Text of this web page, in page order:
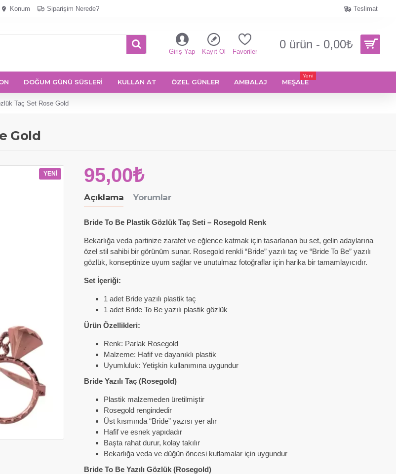
Konum Siparişim Nerede? Teslimat
Giriş Yap Kayıt Ol Favoriler
0 ürün - 0,00₺
DOĞUM GÜNÜ SÜSLERİ KULLAN AT ÖZEL GÜNLER AMBALAJ MEŞALE
Yeni
Taç Set Rose Gold
Gold
YENI
Açıklama Yorumlar
Bride To Be Plastik Gözlük Taç Seti – Rosegold Renk
Bekarlığa veda partinize zarafet ve eğlence katmak için tasarlanan bu set, gelin adaylarına
özel stil sahibi bir görünüm sunar. Rosegold renkli “Bride” yazılı taç ve “Bride To Be” yazılı
gözlük, konseptinize uyum sağlar ve unutulmaz fotoğraflar için harika bir tamamlayıcıdır.
Set İçeriği:
1 adet Bride yazılı plastik taç
1 adet Bride To Be yazılı plastik gözlük
Ürün Özellikleri:
Renk: Parlak Rosegold
Malzeme: Hafif ve dayanıklı plastik
Uyumluluk: Yetişkin kullanımına uygundur
Bride Yazılı Taç (Rosegold)
Plastik malzemeden üretilmiştir
Rosegold rengindedir
Üst kısmında “Bride” yazısı yer alır
Hafif ve esnek yapıdadır
Başta rahat durur, kolay takılır
Bekarlığa veda ve düğün öncesi kutlamalar için uygundur
Bride To Be Yazılı Gözlük (Rosegold)
95,00₺